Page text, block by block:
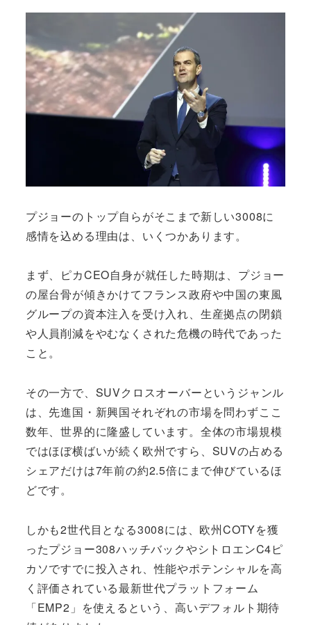
プジョーのトップ自らがそこまで新しい3008に
感情を込める理由は、いくつかあります。
まず、ピカCEO自身が就任した時期は、プジョー
の屋台骨が傾きかけてフランス政府や中国の東風
グループの資本注入を受け入れ、生産拠点の閉鎖
や人員削減をやむなくされた危機の時代であった
こと。
その一方で、SUVクロスオーバーというジャンル
は、先進国・新興国それぞれの市場を問わずここ
数年、世界的に隆盛しています。全体の市場規模
ではほぼ横ばいが続く欧州ですら、SUVの占める
シェアだけは7年前の約2.5倍にまで伸びているほ
どです。
しかも2世代目となる3008には、欧州COTYを獲
ったプジョー308ハッチバックやシトロエンC4ピ
カソですでに投入され、性能やポテンシャルを高
く評価されている最新世代プラットフォーム
「EMP2」を使えるという、高いデフォルト期待